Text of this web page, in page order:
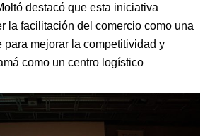
destacó que esta iniciativa
la facilitación del comercio como una
para mejorar la competitividad y
como un centro logístico